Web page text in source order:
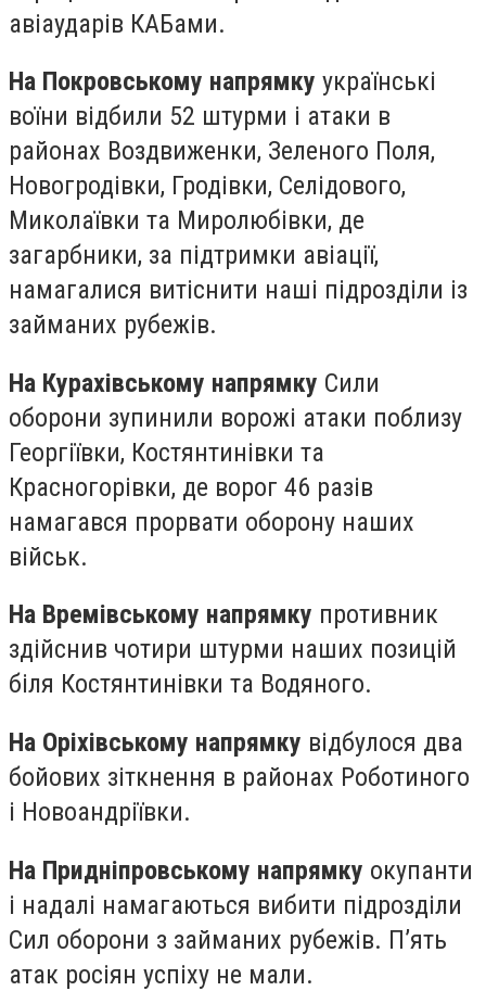
авіаударів КАБами.
На Покровському напрямку українські
воїни відбили 52 штурми і атаки в
районах Воздвиженки, Зеленого Поля,
Новогродівки, Гродівки, Селідового,
Миколаївки та Миролюбівки, де
загарбники, за підтримки авіації,
намагалися витіснити наші підрозділи із
займаних рубежів.
На Курахівському напрямку Сили
оборони зупинили ворожі атаки поблизу
Георгіївки, Костянтинівки та
Красногорівки, де ворог 46 разів
намагався прорвати оборону наших
військ.
На Времівському напрямку противник
здійснив чотири штурми наших позицій
біля Костянтинівки та Водяного.
На Оріхівському напрямку відбулося два
бойових зіткнення в районах Роботиного
і Новоандріївки.
На Придніпровському напрямку окупанти
і надалі намагаються вибити підрозділи
Сил оборони з займаних рубежів. П’ять
атак росіян успіху не мали.